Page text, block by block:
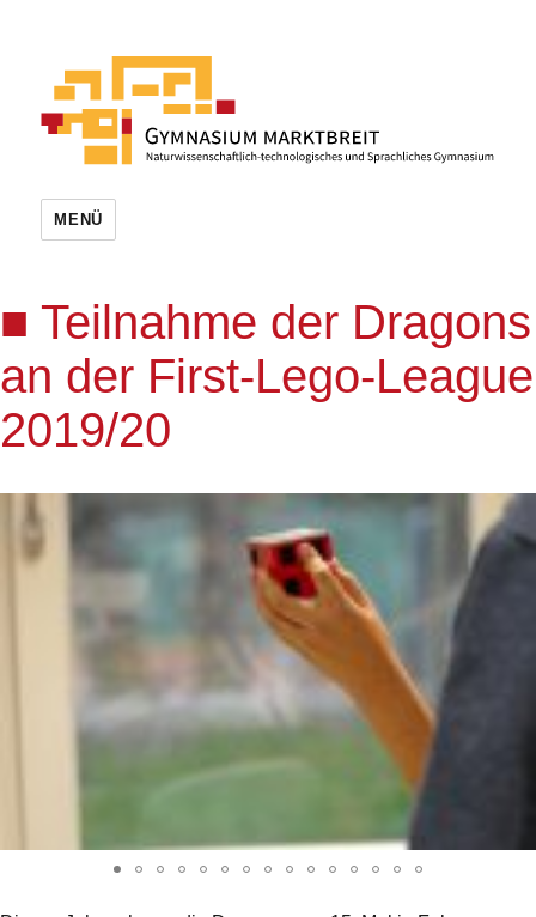
MENÜ
Teilnahme der Dragons
an der First-Lego-League
2019/20